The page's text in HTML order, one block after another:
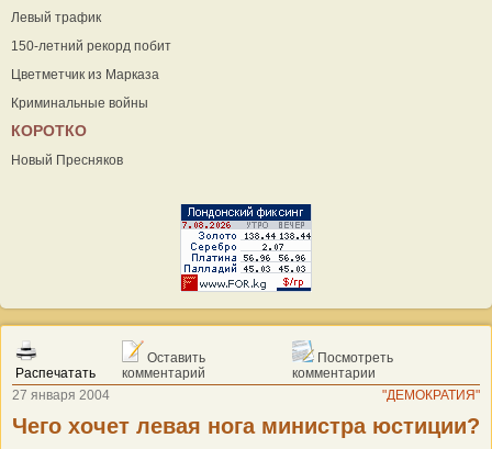
Левый трафик
150-летний рекорд побит
Цветметчик из Марказа
Криминальные войны
КОРОТКО
Новый Пресняков
Распечатать
Оставить
комментарий
Посмотреть
комментарии
27 января 2004
"ДЕМОКРАТИЯ"
Чего хочет левая нога министра юстиции?